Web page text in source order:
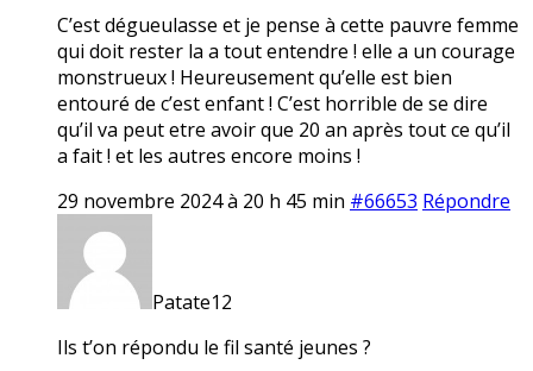
C’est dégueulasse et je pense à cette pauvre femme
qui doit rester la a tout entendre ! elle a un courage
monstrueux ! Heureusement qu’elle est bien
entouré de c’est enfant ! C’est horrible de se dire
qu’il va peut etre avoir que 20 an après tout ce qu’il
a fait ! et les autres encore moins !
29 novembre 2024 à 20 h 45 min #66653 Répondre
Patate12
Ils t’on répondu le fil santé jeunes ?